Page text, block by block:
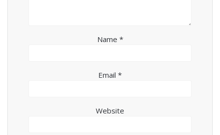
Name *
Email *
Website